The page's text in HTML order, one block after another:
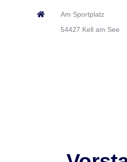
Am Sportplatz
54427 Kell am See